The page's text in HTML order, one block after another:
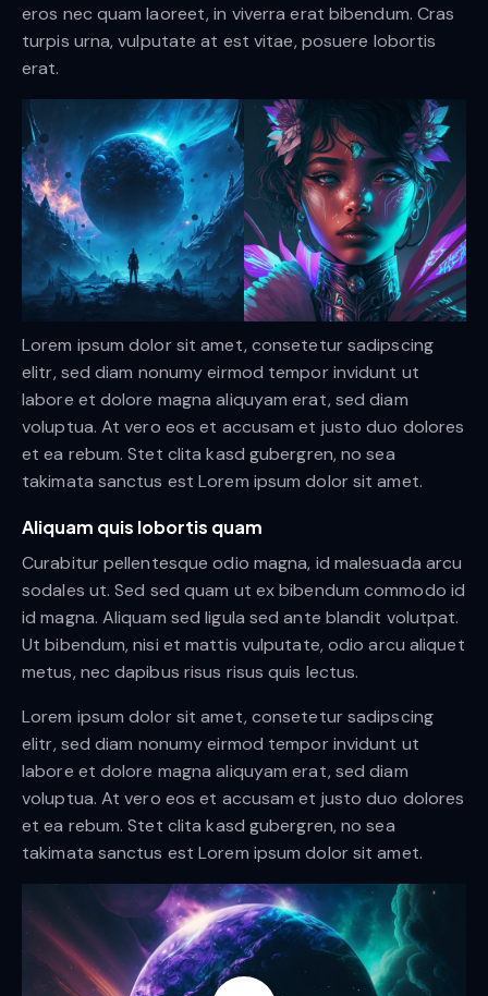
eros nec quam laoreet, in viverra erat bibendum. Cras
turpis urna, vulputate at est vitae, posuere lobortis
erat.
Lorem ipsum dolor sit amet, consetetur sadipscing
elitr, sed diam nonumy eirmod tempor invidunt ut
labore et dolore magna aliquyam erat, sed diam
voluptua. At vero eos et accusam et justo duo dolores
et ea rebum. Stet clita kasd gubergren, no sea
takimata sanctus est Lorem ipsum dolor sit amet.
Aliquam quis lobortis quam
Curabitur pellentesque odio magna, id malesuada arcu
sodales ut. Sed sed quam ut ex bibendum commodo id
id magna. Aliquam sed ligula sed ante blandit volutpat.
Ut bibendum, nisi et mattis vulputate, odio arcu aliquet
metus, nec dapibus risus risus quis lectus.
Lorem ipsum dolor sit amet, consetetur sadipscing
elitr, sed diam nonumy eirmod tempor invidunt ut
labore et dolore magna aliquyam erat, sed diam
voluptua. At vero eos et accusam et justo duo dolores
et ea rebum. Stet clita kasd gubergren, no sea
takimata sanctus est Lorem ipsum dolor sit amet.